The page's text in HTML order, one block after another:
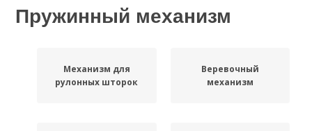
Пружинный механизм
Механизм для
рулонных шторок
Веревочный
механизм